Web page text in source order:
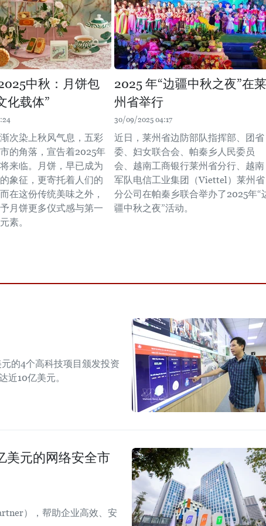
中秋：月饼包
化载体”
次染上秋风气息，五彩
的角落，宣告着2025年
来临。月饼，早已成为
象征，更寄托着人们的
在这份传统美味之外，
月饼更多仪式感与第一
素。
2025 年“边疆中秋之夜”在莱
州省举行
30/09/2025 04:17
近日，莱州省边防部队指挥部、团省
委、妇女联合会、帕秦乡人民委员
会、越南工商银行莱州省分行、越南
军队电信工业集团（Viettel）莱州省
分公司在帕秦乡联合举办了2025年“
疆中秋之夜”活动。
的4个高科技项目颁发投资
近10亿美元。
美元的网络安全市
），帮助企业高效、安